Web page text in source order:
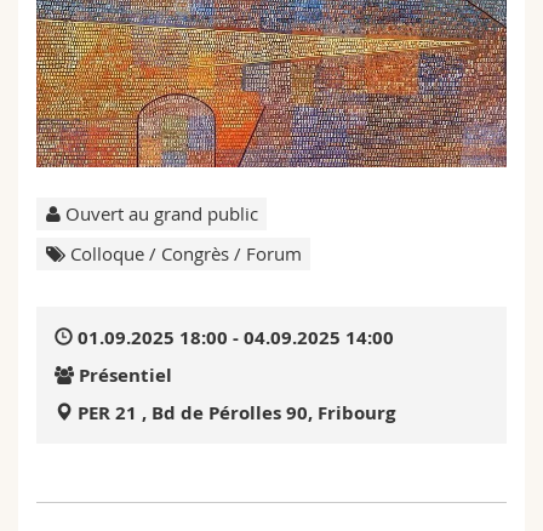
Sciences et médecine
Interfacultaire
Collaborateurs
Doctorants
Webmail
Programme des cours
MyUnifr
Ouvert au grand public
Colloque / Congrès / Forum
01.09.2025 18:00 - 04.09.2025 14:00
Présentiel
PER 21 , Bd de Pérolles 90, Fribourg